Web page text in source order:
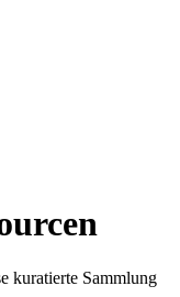
kuratierte Sammlung